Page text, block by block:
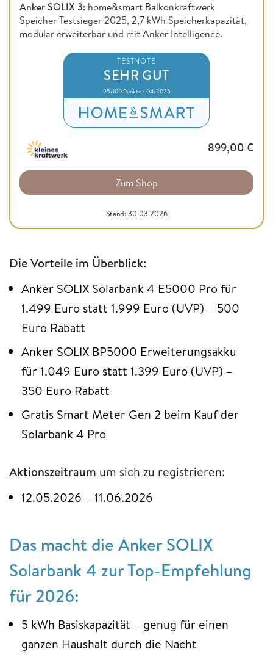
Anker SOLIX 3: home&smart Balkonkraftwerk
Speicher Testsieger 2025, 2,7 kWh Speicherkapazität,
modular erweiterbar und mit Anker Intelligence.
TESTNOTE
SEHR GUT
95/100 Punkte • 04/2025
899,00 €
Zum Shop
Stand: 30.03.2026
Die Vorteile im Überblick:
Anker SOLIX Solarbank 4 E5000 Pro für
1.499 Euro statt 1.999 Euro (UVP) – 500
Euro Rabatt
Anker SOLIX BP5000 Erweiterungsakku
für 1.049 Euro statt 1.399 Euro (UVP) –
350 Euro Rabatt
Gratis Smart Meter Gen 2 beim Kauf der
Solarbank 4 Pro
Aktionszeitraum um sich zu registrieren:
12.05.2026 – 11.06.2026
Das macht die Anker SOLIX
Solarbank 4 zur Top-Empfehlung
für 2026:
5 kWh Basiskapazität – genug für einen
ganzen Haushalt durch die Nacht